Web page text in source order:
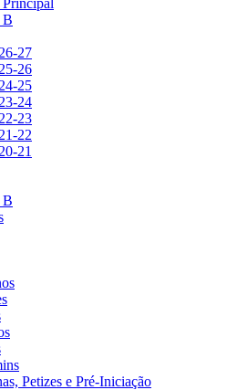
B
27
26
25
24
23
22
21
B
Petizes e Pré-Iniciação